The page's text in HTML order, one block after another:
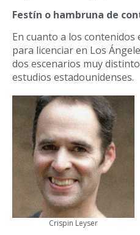
Festín o hambruna de
En cuanto a los
para licenciar en Los
dos escenarios muy
estudios estadounidenses.
Crispin Leyser